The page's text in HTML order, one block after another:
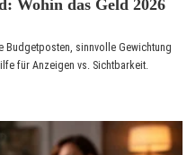
Wohin das Geld 2026
Budgetposten, sinnvolle Gewichtung
für Anzeigen vs. Sichtbarkeit.